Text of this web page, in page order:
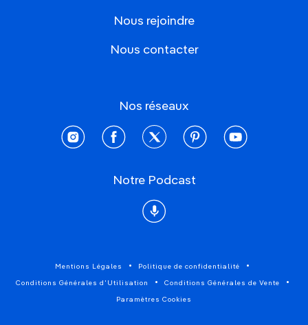
Nous rejoindre
Nous contacter
Nos réseaux
instagramfacebooktwitter pinterestyoutube
Notre Podcast
Podcast
Mentions Légales Politique de confidentialité
Conditions Générales d'Utilisation Conditions Générales de Vente
Paramètres Cookies